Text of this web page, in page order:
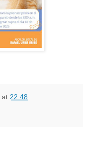
at 22:48